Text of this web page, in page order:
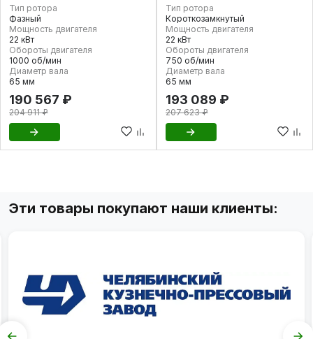
Тип ротора
Фазный
Мощность двигателя
22 кВт
Обороты двигателя
1000 об/мин
Диаметр вала
65 мм
190 567 ₽
204 911 ₽
Тип ротора
Короткозамкнутый
Мощность двигателя
22 кВт
Обороты двигателя
750 об/мин
Диаметр вала
65 мм
193 089 ₽
207 623 ₽
Эти товары покупают наши клиенты: